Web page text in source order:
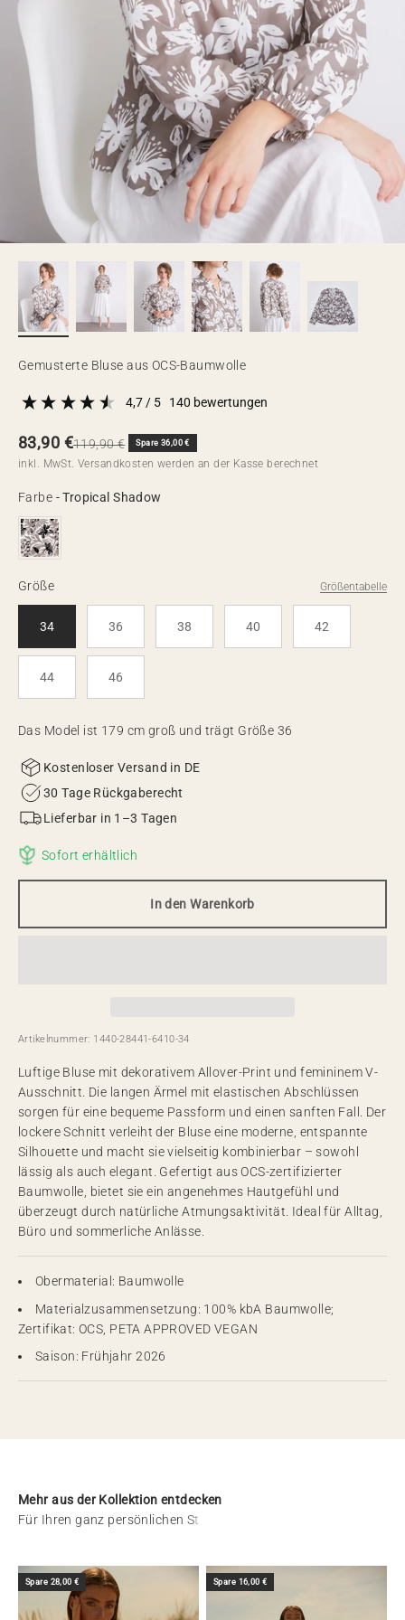
Gemusterte Bluse aus OCS-Baumwolle
4,7 / 5 140 bewertungen
Angebot
83,90 €Regulärer Preis
119,90 € Spare 36,00 €
inkl. MwSt.Versandkosten werden an der Kasse berechnet
Farbe -Tropical Shadow
Größe
Größe Größentabelle
34 36 38 40 42
44 46
Das Model ist 179 cm groß und trägt Größe 36
Kostenloser Versand in DE
30 Tage Rückgaberecht
Lieferbar in 1–3 Tagen
Sofort erhältlich
In den Warenkorb
Artikelnummer: 1440-28441-6410-34
Luftige Bluse mit dekorativem Allover-Print und femininem V-
Ausschnitt. Die langen Ärmel mit elastischen Abschlüssen
sorgen für eine bequeme Passform und einen sanften Fall. Der
lockere Schnitt verleiht der Bluse eine moderne, entspannte
Silhouette und macht sie vielseitig kombinierbar – sowohl
lässig als auch elegant. Gefertigt aus OCS-zertifizierter
Baumwolle, bietet sie ein angenehmes Hautgefühl und
überzeugt durch natürliche Atmungsaktivität. Ideal für Alltag,
Büro und sommerliche Anlässe.
Obermaterial: Baumwolle
Materialzusammensetzung: 100% kbA Baumwolle;
Zertifikat: OCS, PETA APPROVED VEGAN
Saison: Frühjahr 2026
Mehr aus der Kollektion entdecken
Spare 28,00 € Spare 16,00 €